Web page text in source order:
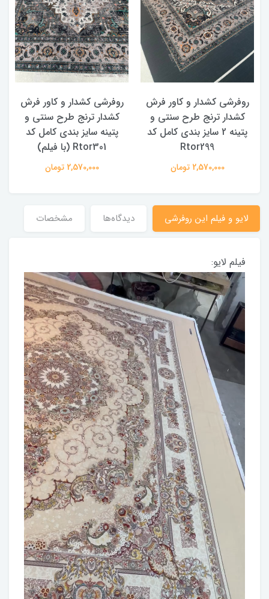
روفرشی کشدار و کاور فرش
کشدار ترنج طرح سنتی و
پتینه 2 سایز بندی کامل کد
Rtor299
2,570,000 تومان
روفرشی کشدار و کاور فرش
کشدار ترنج طرح سنتی و
پتینه سایز بندی کامل کد
Rtor301 (با فیلم)
2,570,000 تومان
لایو و فیلم این روفرشی دیدگاه‌ها مشخصات
فیلم لایو: